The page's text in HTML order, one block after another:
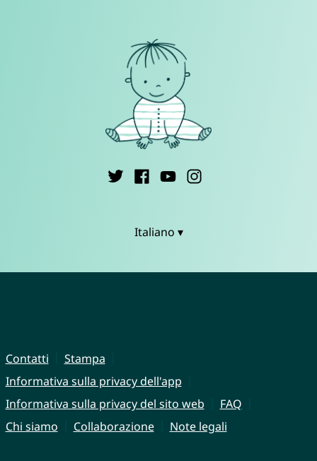
Italiano ▾
Contatti
Stampa
Informativa sulla privacy dell'app
Informativa sulla privacy del sito web
FAQ
Chi siamo
Collaborazione Note legali